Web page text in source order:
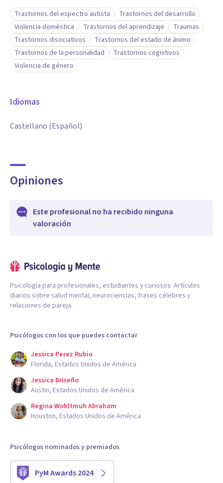
Trastornos del espectro autista
Trastornos del desarrollo
Violencia doméstica
Trastornos del aprendizaje
Traumas
Trastornos disociativos
Trastornos del estado de ánimo
Trastornos de la personalidad
Trastornos cognitivos
Violencia de género
Idiomas
Castellano (Español)
Opiniones
Este profesional no ha recibido ninguna
valoración
Psicología para profesionales, estudiantes y curiosos. Artículos
diarios sobre salud mental, neurociencias, frases célebres y
relaciones de pareja.
Psicólogos con los que puedes contactar
Jessica Perez Rubio
Florida, Estados Unidos de América
Jessica Briseño
Austin, Estados Unidos de América
Regina Wohltmuh Abraham
Houston, Estados Unidos de América
Psicólogos nominados y premiados
PyM Awards 2024